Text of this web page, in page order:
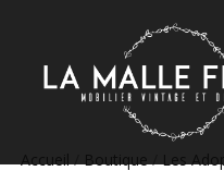
Accueil/Boutique/Les